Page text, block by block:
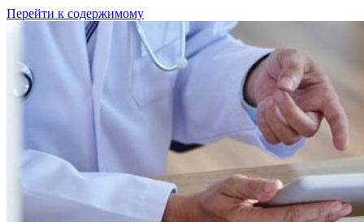
Перейти к содержимому